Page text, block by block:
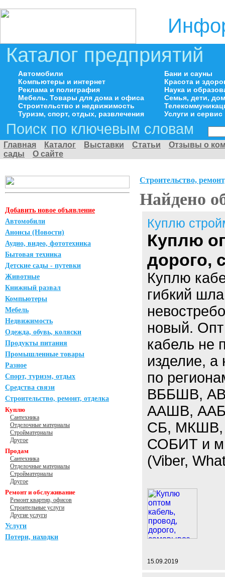
Каталог предприятий
Автомобили
Компьютеры и интернет
Реклама и полиграфия
Мебель. Товары для дома и офиса
Строительство и недвижимость
Туризм, спорт, отдых, развлечения
Бани и сауны
Красота и
Наука и
Семья, дети,
Услуги и сервис
Поиск по ключевым словам
Главная Каталог Выставки Статьи
Отзывы о
сады
О сайте
Добавить новое объявление
Автомобили
Анонсы (Новости)
Аудио, видео, фототехника
Бытовая техника
Детские сады - путевки
Животные
Книжный развал
Компьютеры
Мебель
Недвижимость
Одежда, обувь, коляски
Продукты питания
Промышленные товары
Разное
Спорт, туризм, отдых
Средства связи
Строительство, ремонт, отделка
Куплю
Сантехника
Отделочные материалы
Стройматериалы
Другое
Продам
Сантехника
Отделочные материалы
Стройматериалы
Другое
Ремонт и обслуживание
Ремонт квартир, офисов
Строительные услуги
Другие услуги
Услуги
Потери, находки
Строительство,
Найдено
Куплю
Куплю
дорого,
Куплю
гибкий
новый.
кабель не
изделие,
по
ВББШВ,
ААШВ,
СБ, МКШВ,
СОБИТ и
(Viber,
15.09.2019